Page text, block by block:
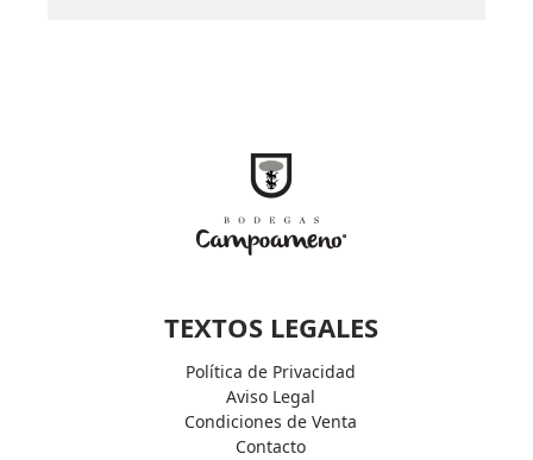
TEXTOS LEGALES
Política de Privacidad
Aviso Legal
Condiciones de Venta
Contacto